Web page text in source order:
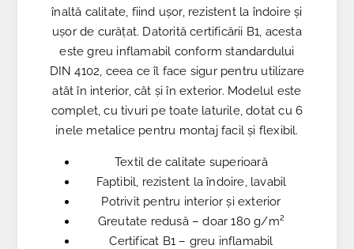
înaltă calitate, fiind ușor, rezistent la îndoire și
ușor de curățat. Datorită certificării B1, acesta
este greu inflamabil conform standardului
DIN 4102, ceea ce îl face sigur pentru utilizare
atât în interior, cât și în exterior. Modelul este
complet, cu tivuri pe toate laturile, dotat cu 6
inele metalice pentru montaj facil și flexibil.
Textil de calitate superioară
Faptibil, rezistent la îndoire, lavabil
Potrivit pentru interior și exterior
Greutate redusă – doar 180 g/m²
Certificat B1 – greu inflamabil